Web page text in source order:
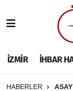
İZMİR İHBAR
HABERLER
İHBAR
DEPREM
İzmir
İzmir Hava
İzmir